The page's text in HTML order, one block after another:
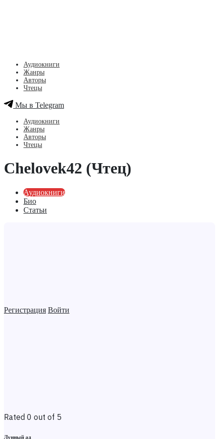
Регистрация Войти
Аудиокниги
Жанры
Авторы
Чтецы
Мы в Telegram
Аудиокниги
Жанры
Авторы
Чтецы
Chelovek42 (Чтец)
Аудиокниги
Био
Статьи
Rated 0 out of 5
Лунный ад